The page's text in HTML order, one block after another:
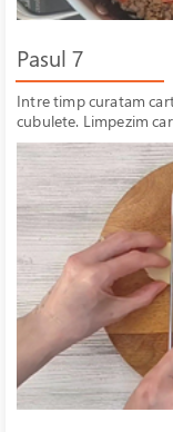
Pasul 7
Intre timp curatam
cubulete. Limpezim